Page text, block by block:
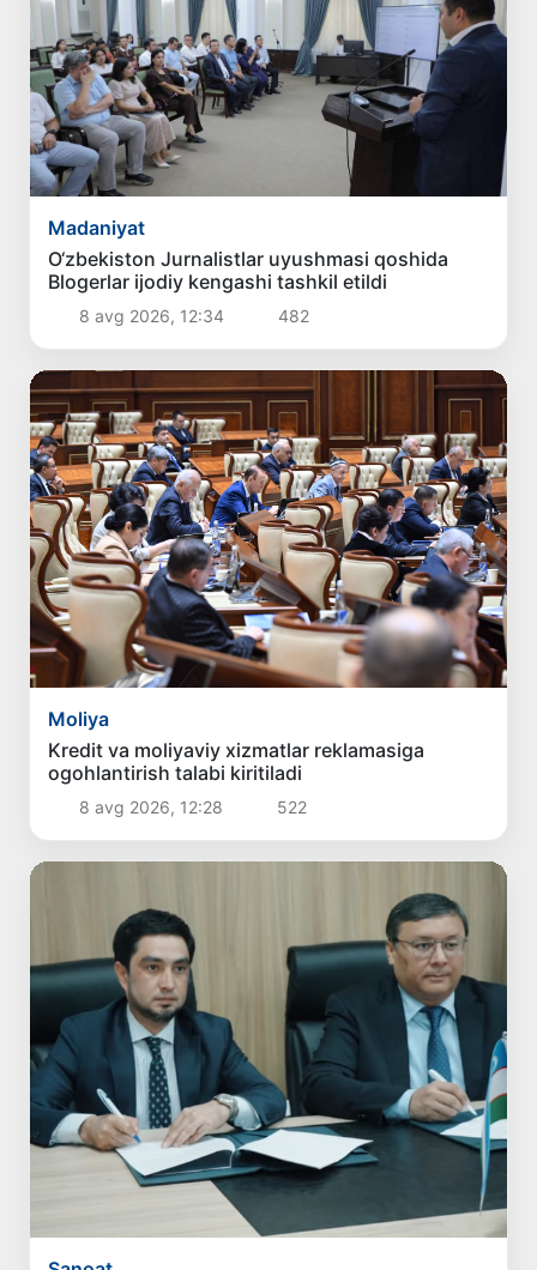
Madaniyat
O‘zbekiston Jurnalistlar uyushmasi qoshida
Blogerlar ijodiy kengashi tashkil etildi
8 avg 2026, 12:34 482
Moliya
Kredit va moliyaviy xizmatlar reklamasiga
ogohlantirish talabi kiritiladi
8 avg 2026, 12:28 522